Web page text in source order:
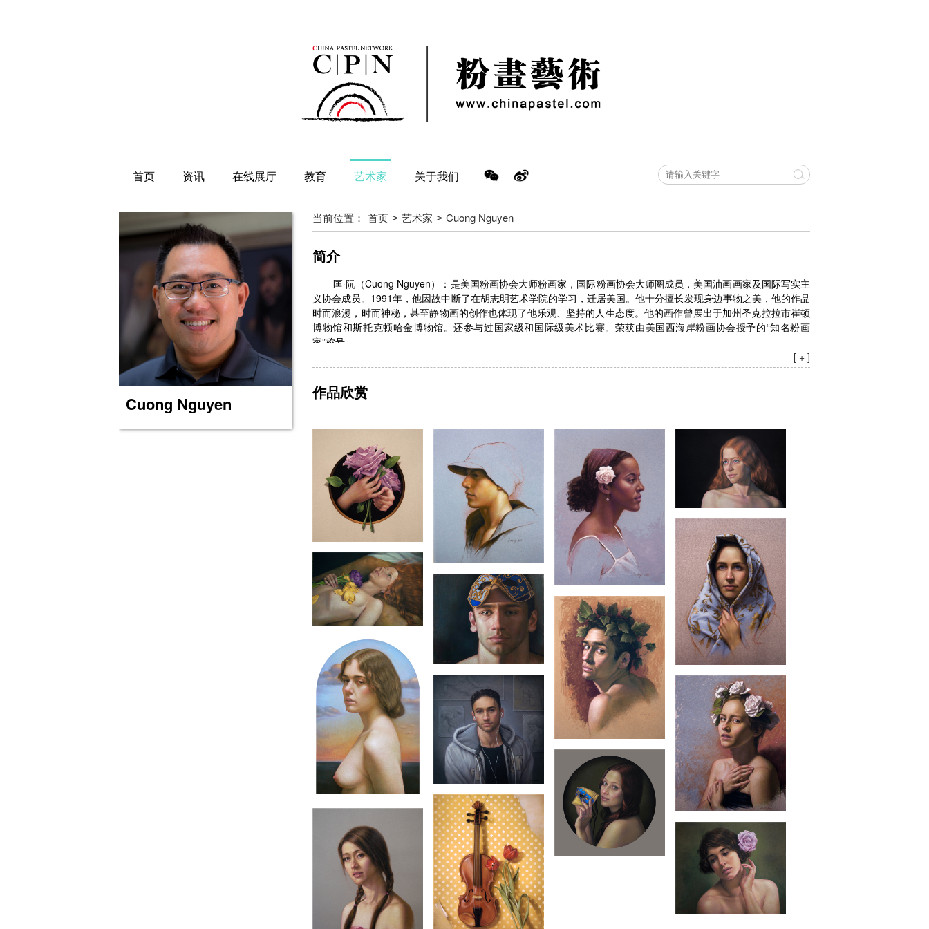
首页 资讯 在线展厅 教育 艺术家 关于我们
Cuong Nguyen
当前位置： 首页 > 艺术家 > Cuong Nguyen
简介
匡·阮（Cuong Nguyen）：是美国粉画协会大师粉画家，国际粉画协会大师圈成员，美国油画画家及国际写实主
义协会成员。1991年，他因故中断了在胡志明艺术学院的学习，迁居美国。他十分擅长发现身边事物之美，他的作品
时而浪漫，时而神秘，甚至静物画的创作也体现了他乐观、坚持的人生态度。他的画作曾展出于加州圣克拉拉市崔顿
博物馆和斯托克顿哈金博物馆。还参与过国家级和国际级美术比赛。荣获由美国西海岸粉画协会授予的“知名粉画
家”称号。
[ + ]
作品欣赏